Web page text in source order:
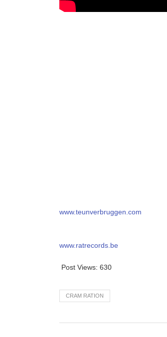
www.teunverbruggen.com
www.ratrecords.be
Post Views: 630
CRAM RATION